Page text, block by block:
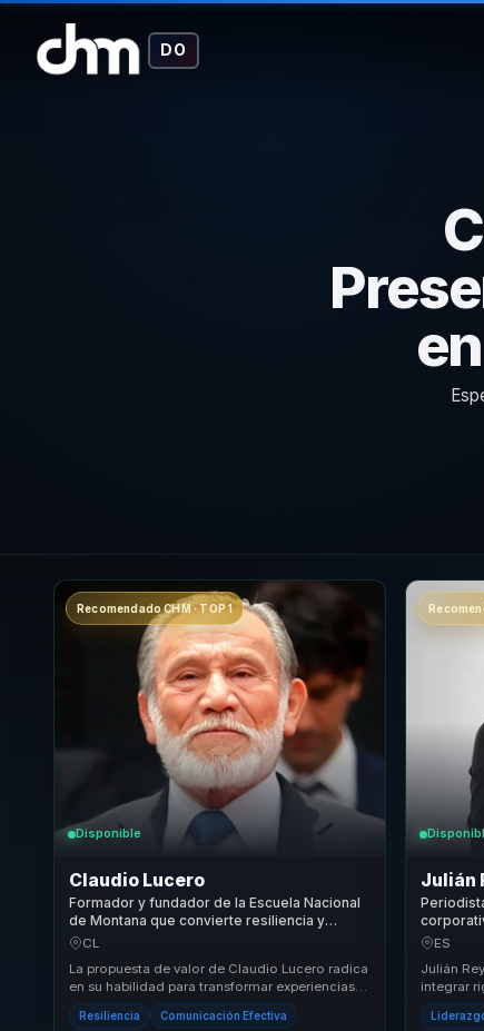
DO
Recomendado CHM · TOP 1
Disponible
Claudio Lucero
Formador y fundador de la Escuela Nacional
de Montana que convierte resiliencia y
liderazgo en claridad para lideres y equipos.
CL
La propuesta de valor de Claudio Lucero radica
en su habilidad para transformar experiencias
extremas de montaña en lecciones prácticas
d...Resiliencia Comunicación Efectiva
Julián
ES
Julián
integrar
en la